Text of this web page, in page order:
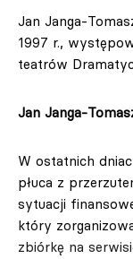
Jan Janga-
1997 r.,
teatrów
Jan Janga-
W ostatnich
płuca z
sytuacji
który
zbiórkę na